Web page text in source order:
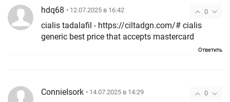
0
hdq68 • 12.07.2025 в 16:42
cialis tadalafil - https://ciltadgn.com/# cialis
generic best price that accepts mastercard
Ответить
0
ConnieIsork • 14.07.2025 в 14:29